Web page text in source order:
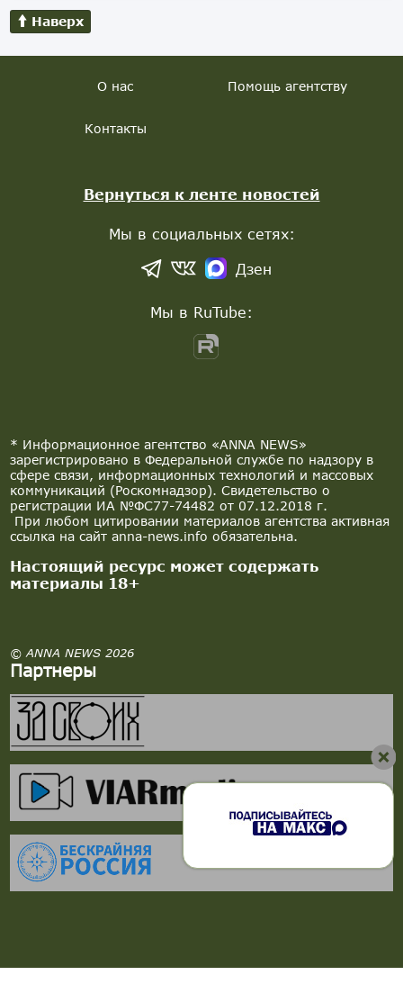
Наверх
* Информационное агентство «ANNA NEWS»
зарегистрировано в Федеральной службе по надзору в
сфере связи, информационных технологий и массовых
коммуникаций (Роскомнадзор). Свидетельство о
регистрации ИА №ФС77-74482 от 07.12.2018 г.
При любом цитировании материалов агентства активная
ссылка на сайт anna-news.info обязательна.
Настоящий ресурс может содержать
материалы 18+
© ANNA NEWS 2026
Партнеры
О нас Помощь агентству
Контакты
Вернуться к ленте новостей
Мы в социальных сетях:
Дзен
Мы в RuTube: